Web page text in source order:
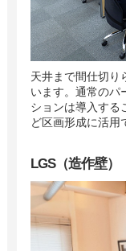
天井まで間仕切り
います。通常のパ
ションは導入する
ど区画形成に活用
LGS（造作壁）